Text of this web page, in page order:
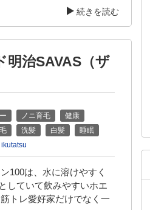
続きを読む
明治SAVAS（ザ
ノニ育毛
健康
洗髪 白髪
睡眠
ikutatsu
100は、水に溶けやすく
していて飲みやすいホエ
トレ愛好家だけでなく一